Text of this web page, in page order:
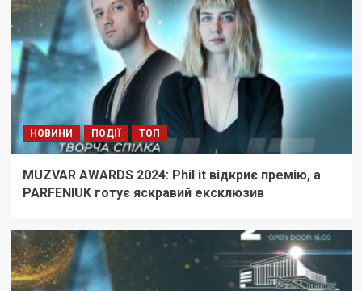
НОВИНИ ПОДІЇ ТОП
MUZVAR AWARDS 2024: Phil it відкриє премію, а
PARFENIUK готує яскравий ексклюзив